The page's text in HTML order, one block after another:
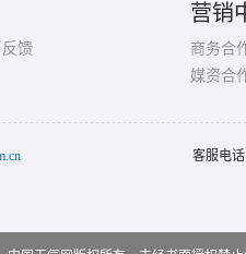
馈
营销
商务合
媒资合
客服电